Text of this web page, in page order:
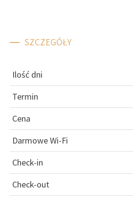
SZCZEGÓŁY
Ilość dni
Termin
Cena
Darmowe Wi-Fi
Check-in
Check-out